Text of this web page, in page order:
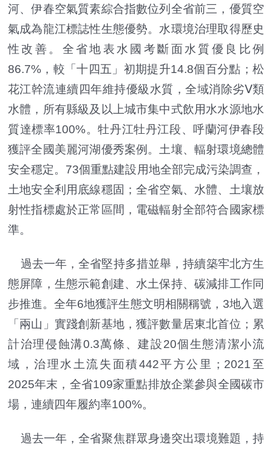
河、伊春空氣質素綜合指數位列全省前三，優質空
氣成為龍江標誌性生態優勢。水環境治理取得歷史
性改善。全省地表水國考斷面水質優良比例
86.7%，較「十四五」初期提升14.8個百分點；松
花江幹流連續四年維持優級水質，全域消除劣Ⅴ類
水體，所有縣級及以上城市集中式飲用水水源地水
質達標率100%。牡丹江牡丹江段、呼蘭河伊春段
獲評全國美麗河湖優秀案例。土壤、輻射環境總體
安全穩定。73個重點建設用地全部完成污染調查，
土地安全利用底線穩固；全省空氣、水體、土壤放
射性指標處於正常區間，電磁輻射全部符合國家標
準。
過去一年，全省堅持多措並舉，持續築牢北方生
態屏障，生態示範創建、水土保持、碳減排工作同
步推進。全年6地獲評生態文明相關稱號，3地入選
「兩山」實踐創新基地，獲評數量居東北首位；累
計治理侵蝕溝0.3萬條、建設20個生態清潔小流
域，治理水土流失面積442平方公里；2021至
2025年末，全省109家重點排放企業參與全國碳市
場，連續四年履約率100%。
過去一年，全省聚焦群眾身邊突出環境難題，持